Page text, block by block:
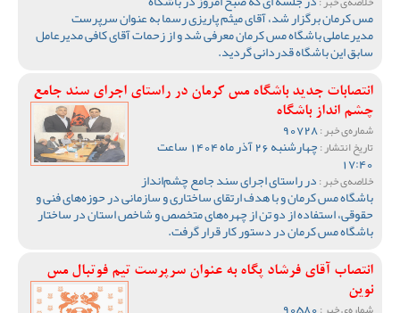
مس کرمان برگزار شد، آقای میثم پاریزی رسما به عنوان سرپرست
مدیرعاملی باشگاه مس کرمان معرفی شد و از زحمات آقای کافی مدیرعامل
سابق این باشگاه قدردانی گردید.
انتصابات جدید باشگاه مس کرمان در راستای اجرای سند جامع
چشم انداز باشگاه
شماره‌ی خبر :
تاریخ انتشار : چهارشنبه 26 آذر ماه 1404 ساعت
17:40
خلاصه‌ی خبر :در راستای اجرای سند جامع چشم‌انداز
باشگاه مس کرمان و با هدف ارتقای ساختاری و سازمانی در حوزه‌های فنی و
حقوقی، استفاده از دو تن از چهره‌های متخصص و شاخص استان در ساختار
باشگاه مس کرمان در دستور کار قرار گرفت.
انتصاب آقای فرشاد پگاه به عنوان سرپرست تیم فوتبال مس
نوین